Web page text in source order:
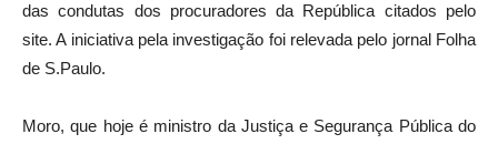
das condutas dos procuradores da República citados pelo
site. A iniciativa pela investigação foi relevada pelo jornal Folha
de S.Paulo.
Moro, que hoje é ministro da Justiça e Segurança Pública do